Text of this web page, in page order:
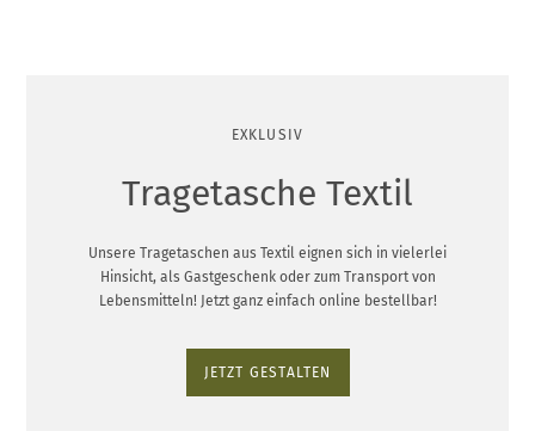
EXKLUSIV
Tragetasche Textil
Unsere Tragetaschen aus Textil eignen sich in vielerlei
Hinsicht, als Gastgeschenk oder zum Transport von
Lebensmitteln! Jetzt ganz einfach online bestellbar!
JETZT GESTALTEN